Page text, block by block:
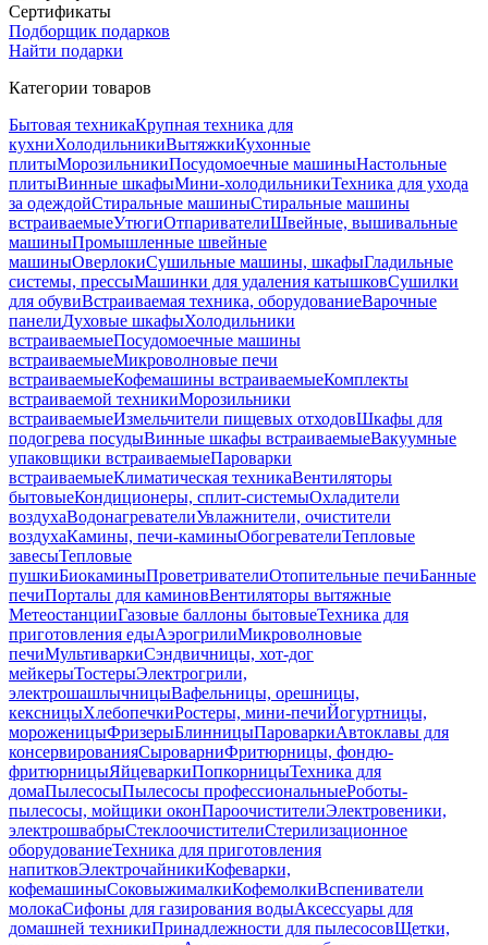
Сертификаты
Подборщик подарков
Найти подарки
Категории товаров
Бытовая техникаКрупная техника для
кухниХолодильникиВытяжкиКухонные
плитыМорозильникиПосудомоечные машиныНастольные
плитыВинные шкафыМини-холодильникиТехника для ухода
за одеждойСтиральные машиныСтиральные машины
встраиваемыеУтюгиОтпаривателиШвейные, вышивальные
машиныПромышленные швейные
машиныОверлокиСушильные машины, шкафыГладильные
системы, прессыМашинки для удаления катышковСушилки
для обувиВстраиваемая техника, оборудованиеВарочные
панелиДуховые шкафыХолодильники
встраиваемыеПосудомоечные машины
встраиваемыеМикроволновые печи
встраиваемыеКофемашины встраиваемыеКомплекты
встраиваемой техникиМорозильники
встраиваемыеИзмельчители пищевых отходовШкафы для
подогрева посудыВинные шкафы встраиваемыеВакуумные
упаковщики встраиваемыеПароварки
встраиваемыеКлиматическая техникаВентиляторы
бытовыеКондиционеры, сплит-системыОхладители
воздухаВодонагревателиУвлажнители, очистители
воздухаКамины, печи-каминыОбогревателиТепловые
завесыТепловые
пушкиБиокаминыПроветривателиОтопительные печиБанные
печиПорталы для каминовВентиляторы вытяжные
МетеостанцииГазовые баллоны бытовыеТехника для
приготовления едыАэрогрилиМикроволновые
печиМультиваркиСэндвичницы, хот-дог
мейкерыТостерыЭлектрогрили,
электрошашлычницыВафельницы, орешницы,
кексницыХлебопечкиРостеры, мини-печиЙогуртницы,
мороженицыФризерыБлинницыПароваркиАвтоклавы для
консервированияСыроварниФритюрницы, фондю-
фритюрницыЯйцеваркиПопкорницыТехника для
домаПылесосыПылесосы профессиональныеРоботы-
пылесосы, мойщики оконПароочистителиЭлектровеники,
электрошвабрыСтеклоочистителиСтерилизационное
оборудованиеТехника для приготовления
напитковЭлектрочайникиКофеварки,
кофемашиныСоковыжималкиКофемолкиВспениватели
молокаСифоны для газирования водыАксессуары для
домашней техникиПринадлежности для пылесосовЩетки,